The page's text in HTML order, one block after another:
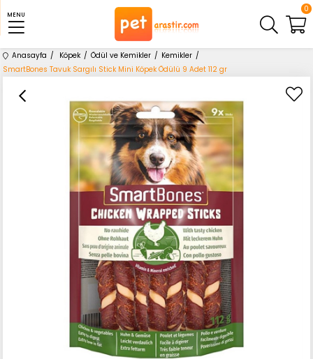
MENU
0
Anasayfa Köpek Ödül ve Kemikler
Kemikler
SmartBones Tavuk Sargılı Stick Mini Köpek Ödülü 9 Adet 112 gr